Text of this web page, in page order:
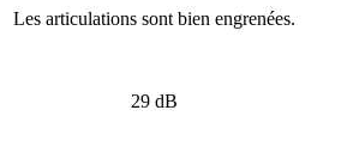
Les articulations sont bien engrenées.
29 dB